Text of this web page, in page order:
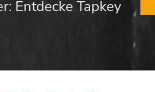
Entdecke Tapkey